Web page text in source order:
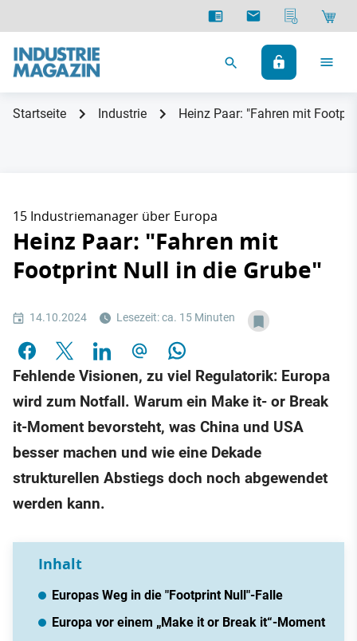
Startseite Industrie Heinz Paar: "Fahren mit
15 Industriemanager über Europa
Heinz Paar: "Fahren mit
Footprint Null in die Grube"
14.10.2024 Lesezeit: ca. 15 Minuten
Fehlende Visionen, zu viel Regulatorik: Europa
wird zum Notfall. Warum ein Make it- or Break
it-Moment bevorsteht, was China und USA
besser machen und wie eine Dekade
strukturellen Abstiegs doch noch abgewendet
werden kann.
Inhalt
Europas Weg in die "Footprint Null"-Falle
Europa vor einem „Make it or Break it“-Moment